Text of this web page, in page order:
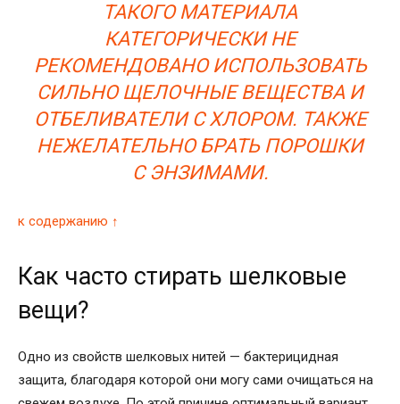
ТАКОГО МАТЕРИАЛА
КАТЕГОРИЧЕСКИ НЕ
РЕКОМЕНДОВАНО ИСПОЛЬЗОВАТЬ
СИЛЬНО ЩЕЛОЧНЫЕ ВЕЩЕСТВА И
ОТБЕЛИВАТЕЛИ С ХЛОРОМ. ТАКЖЕ
НЕЖЕЛАТЕЛЬНО БРАТЬ ПОРОШКИ
С ЭНЗИМАМИ.
к содержанию ↑
Как часто стирать шелковые
вещи?
Одно из свойств шелковых нитей — бактерицидная
защита, благодаря которой они могу сами очищаться на